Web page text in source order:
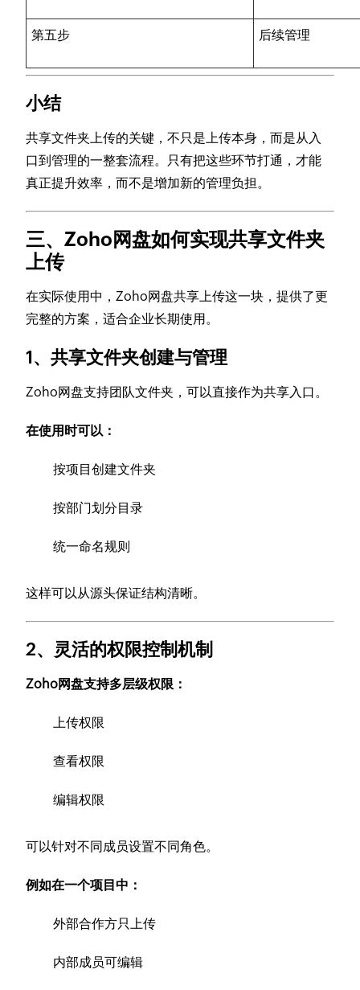
第五步 后续管理
小结
共享文件夹上传的关键，不只是上传本身，而是从入
口到管理的一整套流程。只有把这些环节打通，才能
真正提升效率，而不是增加新的管理负担。
三、Zoho网盘如何实现共享文件夹
上传
在实际使用中，Zoho网盘共享上传这一块，提供了更
完整的方案，适合企业长期使用。
1、共享文件夹创建与管理
Zoho网盘支持团队文件夹，可以直接作为共享入口。
在使用时可以：
按项目创建文件夹
按部门划分目录
统一命名规则
这样可以从源头保证结构清晰。
2、灵活的权限控制机制
Zoho网盘支持多层级权限：
上传权限
查看权限
编辑权限
可以针对不同成员设置不同角色。
例如在一个项目中：
外部合作方只上传
内部成员可编辑